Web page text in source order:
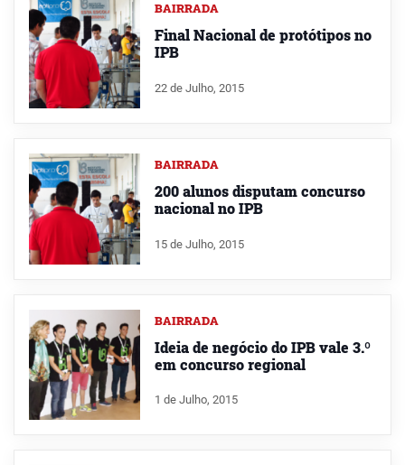
BAIRRADA
Final Nacional de protótipos no
IPB
22 de Julho, 2015
BAIRRADA
200 alunos disputam concurso
nacional no IPB
15 de Julho, 2015
BAIRRADA
Ideia de negócio do IPB vale 3.º
em concurso regional
1 de Julho, 2015